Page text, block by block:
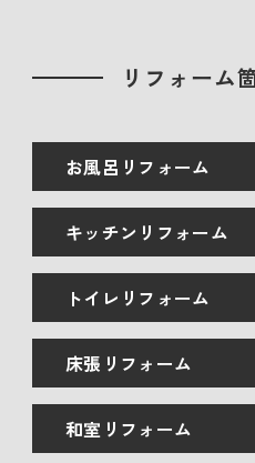
リフォーム
お風呂リフォーム
キッチンリフォーム
トイレリフォーム
床張リフォーム
和室リフォーム